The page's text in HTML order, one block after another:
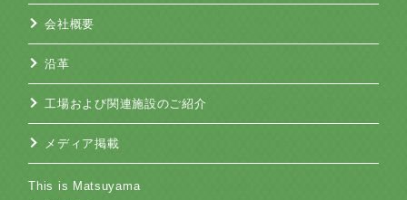
会社概要
沿革
工場および関連施設のご紹介
メディア掲載
This is Matsuyama